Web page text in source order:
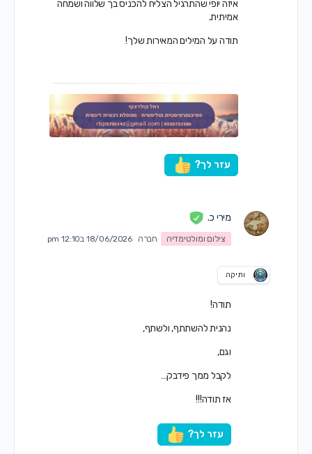
איזה יופי שהתרגיל הצליח להכניס בך שלווה ושמחה
אמיתית.
תודה על המילים המאירות שלך!
עזר לך?
מירי כ.
צילום ומולטימדיה חברה 18/06/2026 ב12:10 pm
ותיקה
תודה!
נהנית להשתתף, ולשתף,
וגם,
לקבל ממך פידבק…
אז תודה!!!
עזר לך?